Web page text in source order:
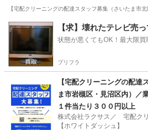
【宅配クリーニングの配達スタッフ募集（さいたま市
埼玉 さいたま市 宮原駅 ドライバー
指扇駅 ドライバー スタッフ
【求】壊れたテレビ売
状態が悪くてもOK！最大限買
プリフラ
【宅配クリーニングの配達
ま市岩槻区・見沼区内）／
ニング店募集】
１件当たり３００円以上
株式会社ラクサス／ 宅配ク
【ホワイトダッシュ】